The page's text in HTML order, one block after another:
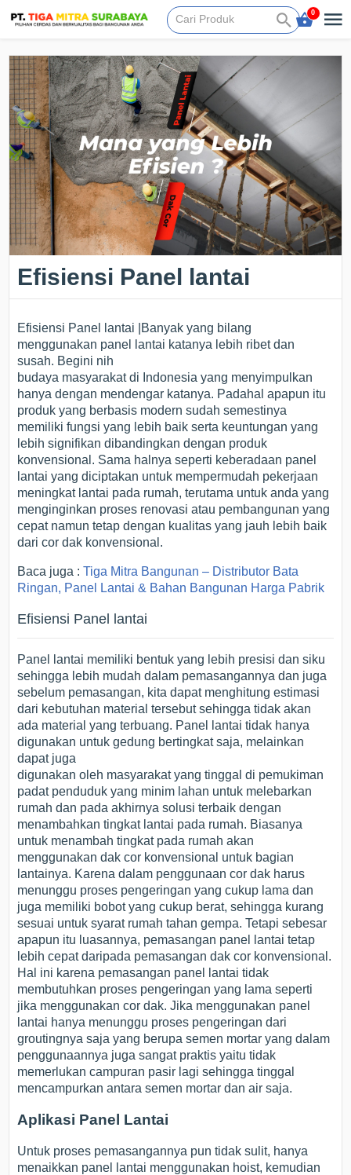
0
Efisiensi Panel lantai
Efisiensi Panel lantai |Banyak yang bilang
menggunakan panel lantai katanya lebih ribet dan
susah. Begini nih
budaya masyarakat di Indonesia yang menyimpulkan
hanya dengan mendengar katanya. Padahal apapun itu
produk yang berbasis modern sudah semestinya
memiliki fungsi yang lebih baik serta keuntungan yang
lebih signifikan dibandingkan dengan produk
konvensional. Sama halnya seperti keberadaan panel
lantai yang diciptakan untuk mempermudah pekerjaan
meningkat lantai pada rumah, terutama untuk anda yang
menginginkan proses renovasi atau pembangunan yang
cepat namun tetap dengan kualitas yang jauh lebih baik
dari cor dak konvensional.
Baca juga :Tiga Mitra Bangunan – Distributor Bata
Ringan, Panel Lantai & Bahan Bangunan Harga Pabrik
Efisiensi Panel lantai
Panel lantai memiliki bentuk yang lebih presisi dan siku
sehingga lebih mudah dalam pemasangannya dan juga
sebelum pemasangan, kita dapat menghitung estimasi
dari kebutuhan material tersebut sehingga tidak akan
ada material yang terbuang. Panel lantai tidak hanya
digunakan untuk gedung bertingkat saja, melainkan
dapat juga
digunakan oleh masyarakat yang tinggal di pemukiman
padat penduduk yang minim lahan untuk melebarkan
rumah dan pada akhirnya solusi terbaik dengan
menambahkan tingkat lantai pada rumah. Biasanya
untuk menambah tingkat pada rumah akan
menggunakan dak cor konvensional untuk bagian
lantainya. Karena dalam penggunaan cor dak harus
menunggu proses pengeringan yang cukup lama dan
juga memiliki bobot yang cukup berat, sehingga kurang
sesuai untuk syarat rumah tahan gempa. Tetapi sebesar
apapun itu luasannya, pemasangan panel lantai tetap
lebih cepat daripada pemasangan dak cor konvensional.
Hal ini karena pemasangan panel lantai tidak
membutuhkan proses pengeringan yang lama seperti
jika menggunakan cor dak. Jika menggunakan panel
lantai hanya menunggu proses pengeringan dari
groutingnya saja yang berupa semen mortar yang dalam
penggunaannya juga sangat praktis yaitu tidak
memerlukan campuran pasir lagi sehingga tinggal
mencampurkan antara semen mortar dan air saja.
Aplikasi Panel Lantai
Untuk proses pemasangannya pun tidak sulit, hanya
menaikkan panel lantai menggunakan hoist, kemudian